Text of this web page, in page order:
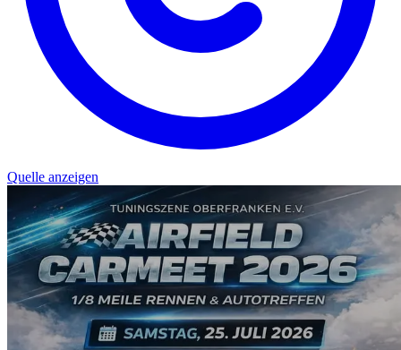
Quelle anzeigen